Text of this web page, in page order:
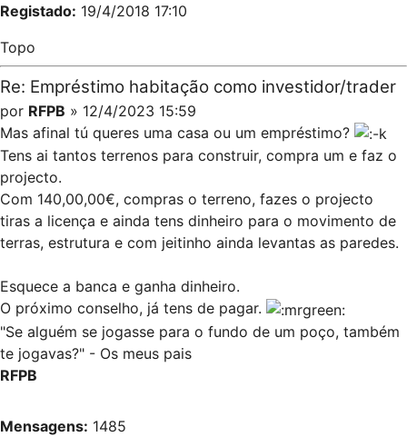
Registado: 19/4/2018 17:10
Topo
Re: Empréstimo habitação como investidor/trader
por RFPB » 12/4/2023 15:59
Mas afinal tú queres uma casa ou um empréstimo?
Tens ai tantos terrenos para construir, compra um e faz o
projecto.
Com 140,00,00€, compras o terreno, fazes o projecto
tiras a licença e ainda tens dinheiro para o movimento de
terras, estrutura e com jeitinho ainda levantas as paredes.
Esquece a banca e ganha dinheiro.
O próximo conselho, já tens de pagar.
"Se alguém se jogasse para o fundo de um poço, também
te jogavas?" - Os meus pais
RFPB
Mensagens: 1485